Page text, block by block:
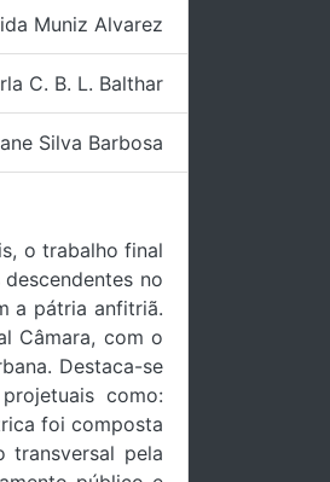
Muniz Alvarez
C. B. L. Balthar
Silva Barbosa
o trabalho final
no
a pátria anfitriã.
Câmara, com o
Destaca-se
como:
foi composta
transversal pela